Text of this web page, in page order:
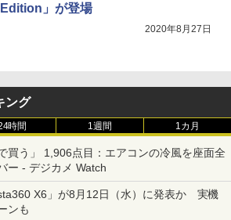
」が登場
2020年8月27日
ング
時間 1週間 1カ月
買う」 1,906点目：エアコンの冷風を座面全
ー - デジカメ Watch
X6」が8月12日（水）に発表か 実機
ンも